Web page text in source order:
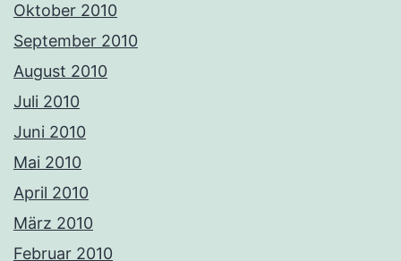
Oktober 2010
September 2010
August 2010
Juli 2010
Juni 2010
Mai 2010
April 2010
März 2010
Februar 2010